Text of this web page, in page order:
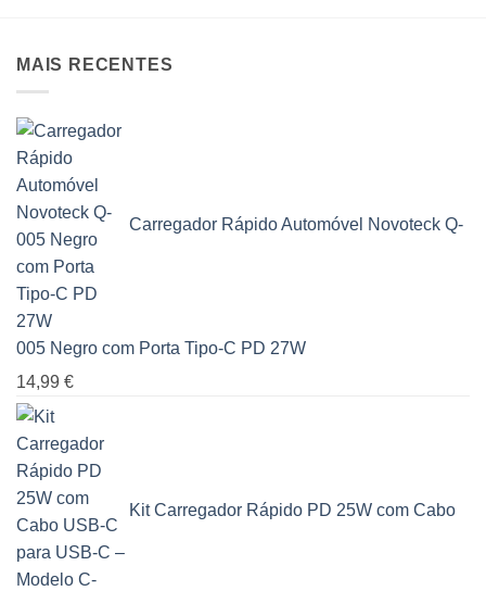
MAIS RECENTES
Carregador Rápido Automóvel Novoteck Q-
005 Negro com Porta Tipo-C PD 27W
14,99 €
Kit Carregador Rápido PD 25W com Cabo